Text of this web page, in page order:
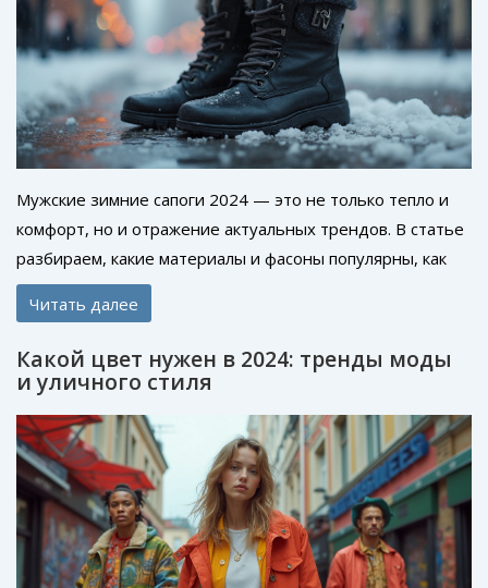
Мужские зимние сапоги 2024 — это не только тепло и
комфорт, но и отражение актуальных трендов. В статье
разбираем, какие материалы и фасоны популярны, как
сочетать модные сапоги с одеждой, и на что обращать
внимание при покупке. От шерстяной подкладки до
водонепроницаемых технологий — рассказываем
подробности. Здесь вы найдёте практические советы,
Читать далее
Какой цвет нужен в 2024: тренды моды
и уличного стиля